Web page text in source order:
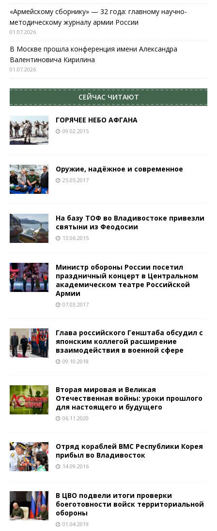
«Армейскому сборнику» — 32 года: главному научно-
методическому журналу армии России
01.07.2026
В Москве прошла конференция имени Александра
Валентиновича Кирилина
01.07.2026
СЕЙЧАС ЧИТАЮТ
ГОРЯЧЕЕ НЕБО АФГАНА
09.02.2015
Оружие, надёжное и современное
25.05.2017
На базу ТОФ во Владивостоке привезли
святыни из Феодосии
13.06.2015
Министр обороны России посетил
праздничный концерт в Центральном
академическом театре Российской
Армии
07.03.2017
Глава российского Генштаба обсудил с
японским коллегой расширение
взаимодействия в военной сфере
09.10.2018
Вторая мировая и Великая
Отечественная войны: уроки прошлого
для настоящего и будущего
06.11.2020
Отряд кораблей ВМС Республики Корея
прибыл во Владивосток
14.09.2016
В ЦВО подвели итоги проверки
боеготовности войск территориальной
обороны
01.04.2019